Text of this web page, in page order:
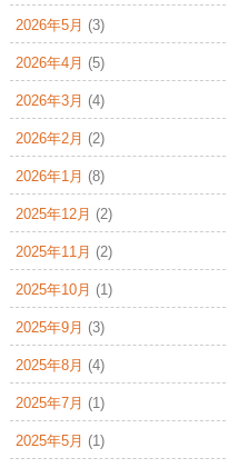
2026年5月 (3)
2026年4月 (5)
2026年3月 (4)
2026年2月 (2)
2026年1月 (8)
2025年12月 (2)
2025年11月 (2)
2025年10月 (1)
2025年9月 (3)
2025年8月 (4)
2025年7月 (1)
2025年5月 (1)